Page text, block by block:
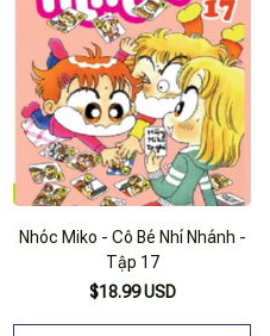
Nhóc Miko - Cô Bé Nhí Nhánh -
Tập 17
$18.99 USD